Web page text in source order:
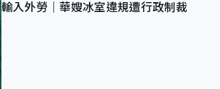
輸入外勞｜華嫂冰室違規遭行政制裁